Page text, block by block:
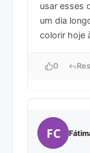
usar esses
um dia
colorir hoje
0
FC